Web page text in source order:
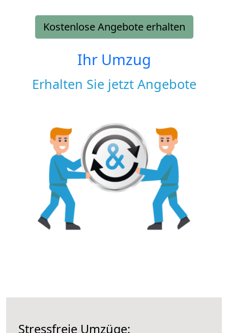
Kostenlose Angebote erhalten
Ihr Umzug
Erhalten Sie jetzt Angebote
Stressfreie Umzüge: